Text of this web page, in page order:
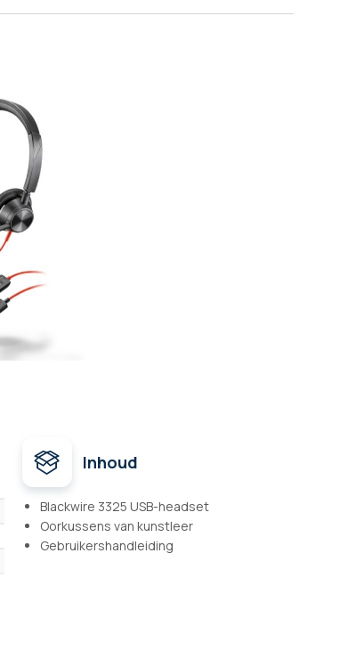
Inhoud
Blackwire 3325 USB-headset
Oorkussens van kunstleer
Gebruikershandleiding